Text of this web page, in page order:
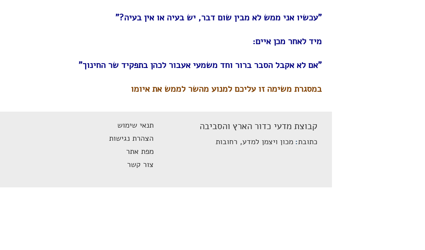
"עכשיו אני ממש לא מבין שום דבר, יש בעיה או אין בעיה?"
מיד לאחר מכן איים:
"אם לא אקבל הסבר ברור וחד משמעי אעבור לכהן בתפקיד שר החינוך"
במסגרת משימה זו עליכם למנוע מהשר לממש את איומו
קבוצת מדעי כדור הארץ והסביבה
כתובת מכון ויצמן למדע, רחובות
תנאי שימוש
הצהרת נגישות
מפת אתר
צור קשר